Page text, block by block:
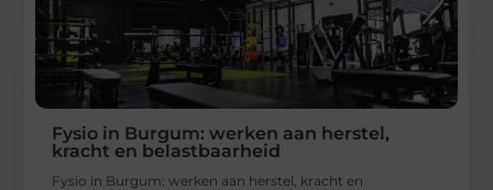
Fysio in Burgum: werken aan herstel,
kracht en belastbaarheid
Fysio in Burgum: werken aan herstel, kracht en